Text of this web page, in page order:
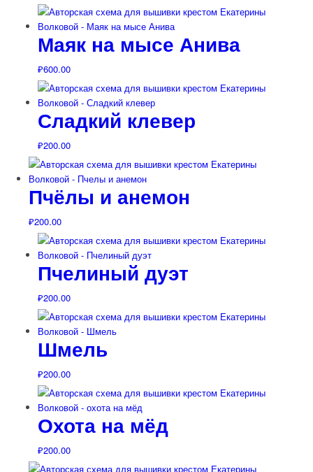
Маяк на мысе Анива
₽600.00
Сладкий клевер
₽200.00
Пчёлы и анемон
₽200.00
Пчелиный дуэт
₽200.00
Шмель
₽200.00
Охота на мёд
₽200.00